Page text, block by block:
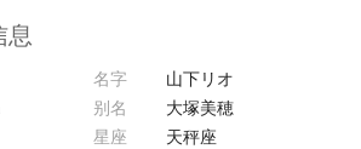
息
名字
山下リオ
别名
大塚美穂
星座
天秤座